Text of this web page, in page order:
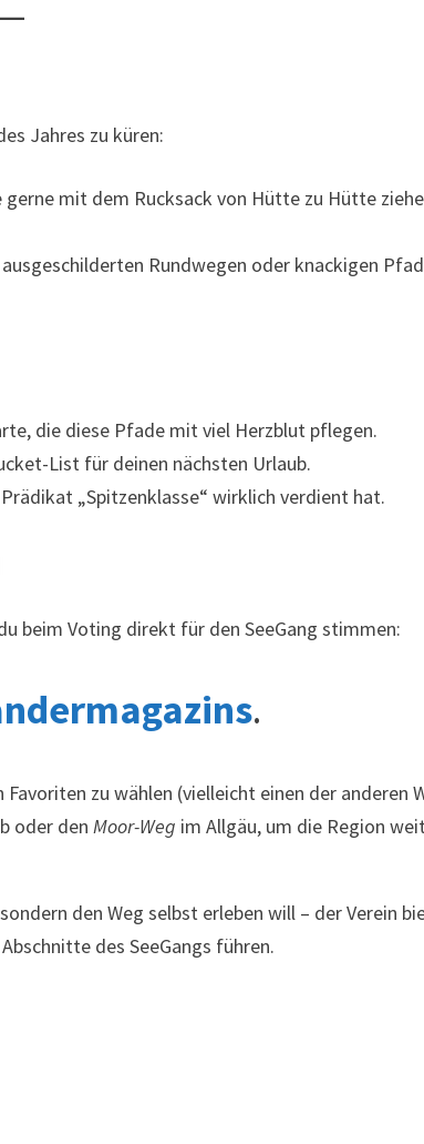
Jahres zu küren:
gerne mit dem Rucksack von Hütte zu Hütte
Rundwegen oder knackigen
die diese Pfade mit viel Herzblut pflegen.
List für deinen nächsten Urlaub.
„Spitzenklasse“ wirklich verdient hat.
beim Voting direkt für den SeeGang stimmen:
.
Favoriten zu wählen (vielleicht einen der anderen
oder denMoor-Weg im Allgäu, um die Region
den Weg selbst erleben will – der Verein
des SeeGangs führen.